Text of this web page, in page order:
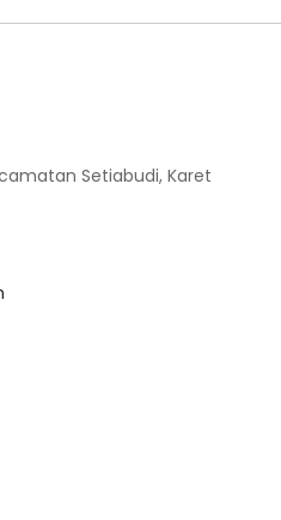
Setiabudi, Karet